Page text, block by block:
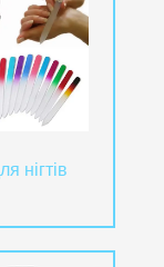
нігтів